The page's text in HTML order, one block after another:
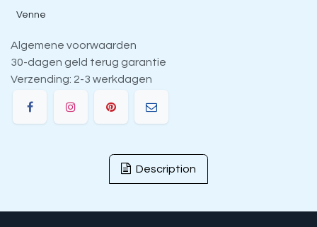
Venne
Algemene voorwaarden
30-dagen geld terug garantie
Verzending: 2-3 werkdagen
Description